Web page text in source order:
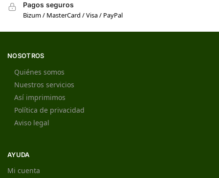
Pagos seguros
Bizum / MasterCard / Visa / PayPal
NOSOTROS
Quiénes somos
Nuestros servicios
Así imprimimos
Política de privacidad
Aviso legal
AYUDA
Mi cuenta